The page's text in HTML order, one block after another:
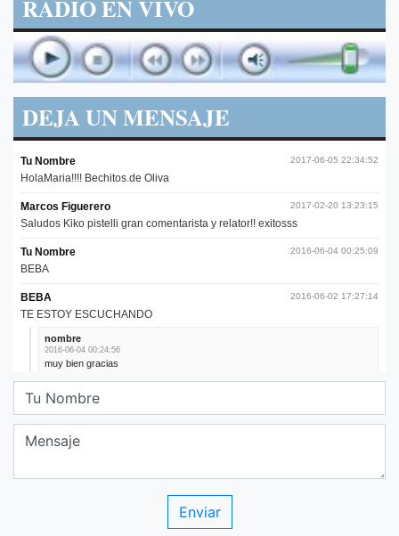
RADIO EN VIVO
DEJA UN MENSAJE